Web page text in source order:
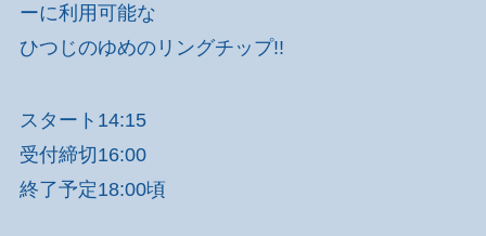
ーに利用可能な
ひつじのゆめのリングチップ!!
スタート14:15
受付締切16:00
終了予定18:00頃